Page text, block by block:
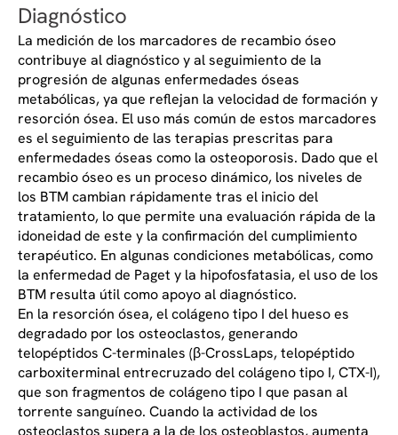
Diagnóstico
La medición de los marcadores de recambio óseo
contribuye al diagnóstico y al seguimiento de la
progresión de algunas enfermedades óseas
metabólicas, ya que reflejan la velocidad de formación y
resorción ósea. El uso más común de estos marcadores
es el seguimiento de las terapias prescritas para
enfermedades óseas como la osteoporosis. Dado que el
recambio óseo es un proceso dinámico, los niveles de
los BTM cambian rápidamente tras el inicio del
tratamiento, lo que permite una evaluación rápida de la
idoneidad de este y la confirmación del cumplimiento
terapéutico. En algunas condiciones metabólicas, como
la enfermedad de Paget y la hipofosfatasia, el uso de los
BTM resulta útil como apoyo al diagnóstico.
En la resorción ósea, el colágeno tipo I del hueso es
degradado por los osteoclastos, generando
telopéptidos C-terminales (β-CrossLaps, telopéptido
carboxiterminal entrecruzado del colágeno tipo I, CTX-I),
que son fragmentos de colágeno tipo I que pasan al
torrente sanguíneo. Cuando la actividad de los
osteoclastos supera a la de los osteoblastos, aumenta